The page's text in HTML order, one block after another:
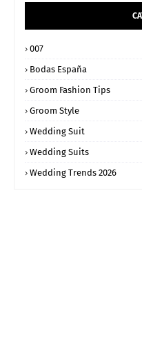
007
Bodas España
Groom Fashion Tips
Groom Style
Wedding Suit
Wedding Suits
Wedding Trends 2026